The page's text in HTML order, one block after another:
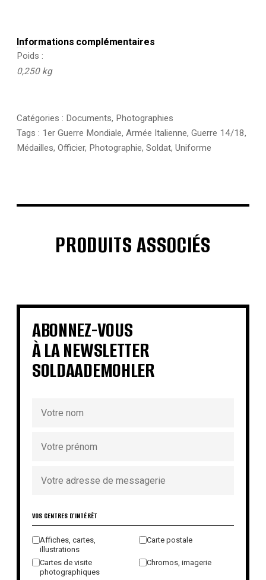
Informations complémentaires
Poids
0,250 kg
Catégories : Documents, Photographies
Tags : 1er Guerre Mondiale, Armée Italienne, Guerre 14/18,
Médailles, Officier, Photographie, Soldat, Uniforme
PRODUITS ASSOCIÉS
€ €
€
€ €
€ €
ABONNEZ-VOUS
À LA NEWSLETTER
SOLDAADEMOHLER
VOS CENTRES D'INTÉRÊT
Affiches, cartes,
illustrations
Carte postale
Cartes de visite
photographiques
Chromos, imagerie